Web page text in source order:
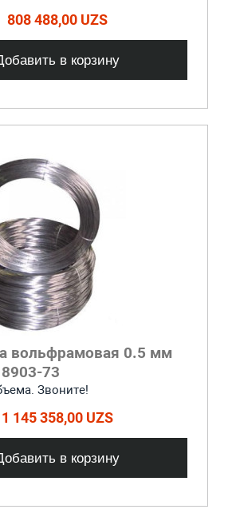
808 488,00 UZS
в корзину
вольфрамовая 0.5 мм
73
Звоните!
1 145 358,00 UZS
в корзину